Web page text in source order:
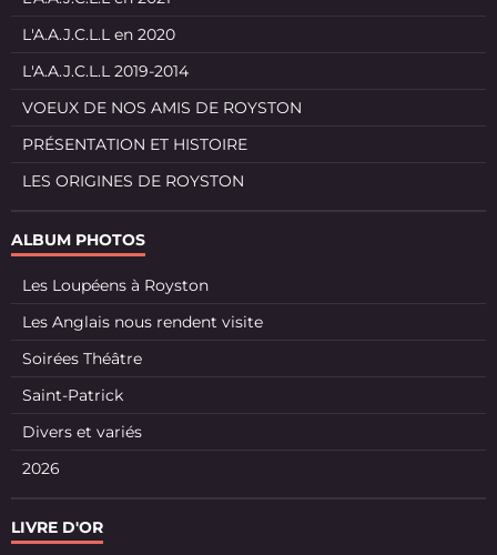
L'A.A.J.C.L.L en 2020
L'A.A.J.C.L.L 2019-2014
VOEUX DE NOS AMIS DE ROYSTON
PRÉSENTATION ET HISTOIRE
LES ORIGINES DE ROYSTON
ALBUM PHOTOS
Les Loupéens à Royston
Les Anglais nous rendent visite
Soirées Théâtre
Saint-Patrick
Divers et variés
2026
LIVRE D'OR